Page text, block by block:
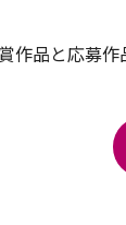
賞作品と応募